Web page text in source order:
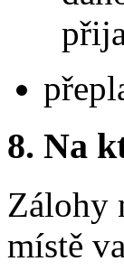
8. Na
Zálohy
místě